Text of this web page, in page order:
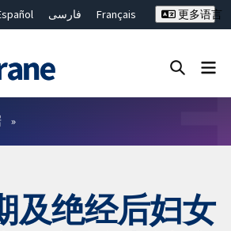
فارسی
Français
更多语言
及绝经后妇女